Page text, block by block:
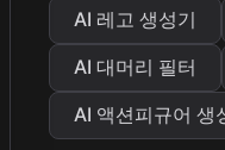
AI 레고 생성기
AI 대머리 필터
AI 액션피규어 생